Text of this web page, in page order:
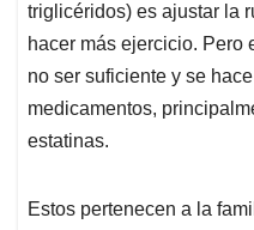
triglicéridos) es ajustar la
hacer más ejercicio. Pero
no ser suficiente y se
medicamentos,
estatinas.
Estos pertenecen a la